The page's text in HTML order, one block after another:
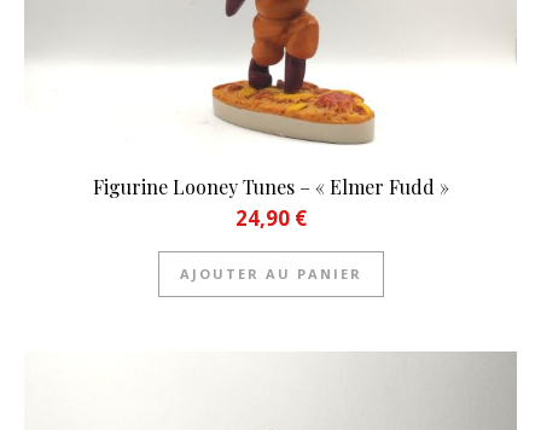
Figurine Looney Tunes – « Elmer Fudd »
24,90 €
AJOUTER AU PANIER